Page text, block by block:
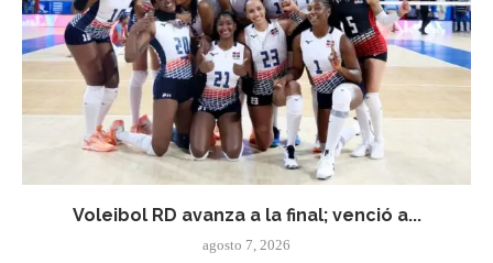
Voleibol RD avanza a la final; venció a...
agosto 7, 2026